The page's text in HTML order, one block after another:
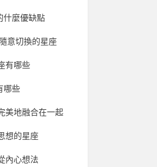
什麼優缺點
意切換的星座
有哪些
哪些
美地融合在一起
想的星座
內心想法